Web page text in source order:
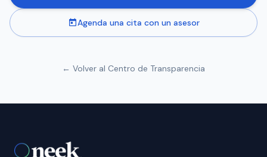
Agenda una cita con un asesor
← Volver al Centro de Transparencia